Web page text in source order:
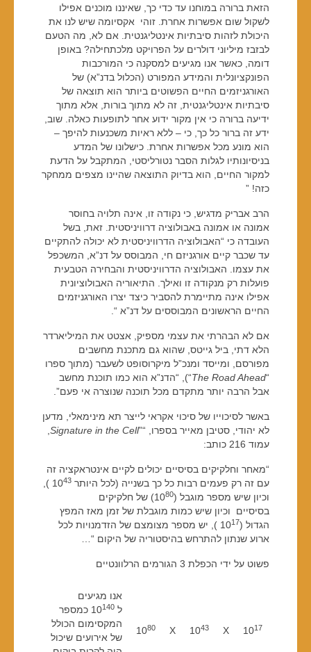
הזאת ברורה במוחנו עד כדי כך, שאיננו מוכנים אפילו
לשקול שום אפשרות אחרת. זוהי אקסיומה שיש לנו את
היכולת לזהות סיבתיות אינטליגנטית. אם לא, מה הטעם
לבזבז מיליוני דולרים על הפרויקט מלכתחילה? באופן
דומה, כאשר אנו מגיעים למסקנה כי המורכבות
הפונקציונלית והמידע המפורט (הכלול בדנ”א) של
האורגניזמים החיים הפשוטים ביותר הוא תוצאה של
סיבתיות אינטליגנטית, זה לא מתוך בורות, אלא מתוך
ידיעה ברורה כי אין מקור ידוע אחר לתופעות כאלה. שוב,
ידע זה ברור כל כך, כי – ללא ראיות משכנעות להיפך –
הוא מונע מכל אפשרות אחרת. כישלונו של המדע
בניסיונותיו לגלות הסבר נטורליסטי, המתקבל על הדעת
למקור החיים, הוא בדיוק התוצאה שהיינו מצפים ממחקר
כזה! ”
הרב אבריק מדגיש, כי נקודה זו, אינה תלויה בחוסר
אמונה או אמונה באבולוציה דרוויניסטית. זאת, בשל
העובדה כי “האבולוציה הדרוויניסטית לא יכולה להתקיים
עד שכבר קיים אורגניזם חי, המבוסס על דנ”א, המשכפל
את עצמו. האבולוציה הדרוויניסטית והבחירה הטבעית
פועלות רק מנקודה זו ואילך. התיאוריה האבולוציונית
אפילו אינה מתיימרת להסביר כיצד יצרו האורגניזמים
החיים הראשונים המבוססים על דנ”א “.
אם לא הבהרתי את עצמי מספיק, אצטט את המיליארדר
הלא דתי, ביל גייטס, שהוא גם מתכנת מחשבים
מפורסם, ומייסד ומנכ”ל מיקרוסופט לשעבר (מתוך ספרו
“
The Road Ahead“), “הדנ”א הוא כמו תוכנת מחשב
אבל הרבה יותר מתקדם מכל תוכנה שנוצרה אי פעם”.
באשר לסיכוייו של סיכוי אקראי לייצר תא מינימאלי, מדען
לא יהודי, סטיבן מאייר בספרו, “”Signature in the Cell
עמוד 216 כותב:
“מאחר וחלקיקים בסיסיים יכולים לקיים אינטראקציה זה
עם זה רק פעמים רבות כל כך בשנייה (לכל היותר 10 43
),
וכיון שיש מספר מוגבל (1080
) של חלקיקים
בסיסיים וכיון שיש כמות מוגבלת של זמן מאז המפץ
הגדול (1017
), יש מספר מצומצם של הזדמנויות לכל
ארוע שנתון להתרחש בהיסטוריה של היקום “…
פשוט על ידי הכפלת 3 הגורמים הרלוונטיים
1017
X
1043
X
1080
אנו מגיעים
ל 10 140
כמספר
המקסימום הכולל
של אירועים שיכול